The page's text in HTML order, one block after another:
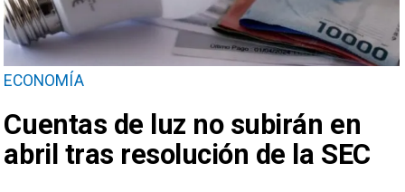
ECONOMÍA
Cuentas de luz no subirán en
abril tras resolución de la SEC